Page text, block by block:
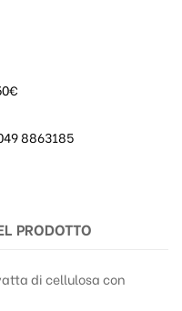
8863185
PRODOTTO
di cellulosa con